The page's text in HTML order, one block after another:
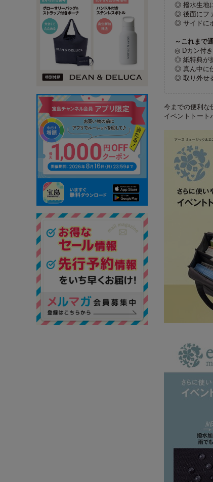
◎ 撥水生地
◎ 後面にフ
◎ サイドに
～これまで
◎ Dカン付
◎ 紙特典が
◎ 真ん中に
◎ 取り外せ
今までの便利な
イベントトート